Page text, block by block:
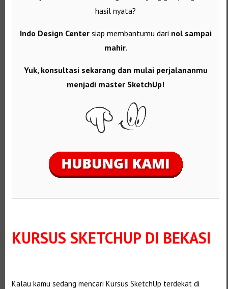
hasil nyata?
Indo Design Centersiap membantumu dari nol sampai
mahir.
Yuk, konsultasi sekarang dan mulai perjalananmu
menjadi master SketchUp!
KURSUS SKETCHUP DI BEKASI
Kalau kamu sedang mencari Kursus SketchUp terdekat di